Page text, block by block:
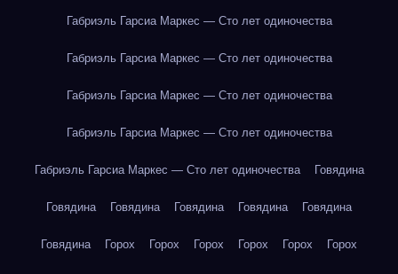
Габриэль Гарсиа Маркес — Сто лет одиночества
Габриэль Гарсиа Маркес — Сто лет одиночества
Габриэль Гарсиа Маркес — Сто лет одиночества
Габриэль Гарсиа Маркес — Сто лет одиночества
Габриэль Гарсиа Маркес — Сто лет одиночества Говядина
Говядина Говядина Говядина Говядина Говядина
Говядина Горох Горох Горох Горох Горох Горох